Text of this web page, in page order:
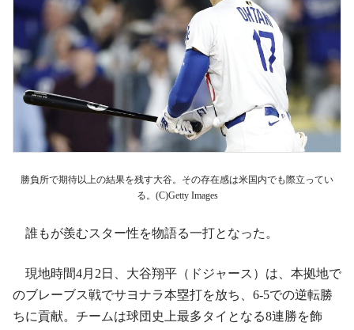
勝負所で期待以上の結果を残す大谷。その存在感は米国内でも際立ってい
る。(C)Getty Images
誰もが羨むスター性を物語る一打となった。
現地時間4月2日、大谷翔平（ドジャース）は、本拠地で
のブレーブス戦でサヨナラ本塁打を放ち、6-5での逆転勝
ちに貢献。チームは球団史上最多タイとなる8連勝を飾